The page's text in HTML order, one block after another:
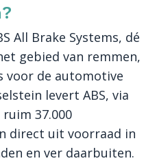
All Brake Systems, dé
gebied van remmen,
voor de automotive
levert ABS, via
37.000
direct uit voorraad in
en ver daarbuiten.